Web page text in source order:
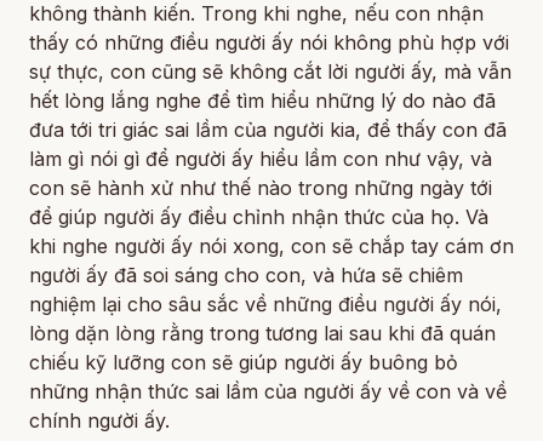
không thành kiến. Trong khi nghe, nếu con nhận
thấy có những điều người ấy nói không phù hợp với
sự thực, con cũng sẽ không cắt lời người ấy, mà vẫn
hết lòng lắng nghe để tìm hiểu những lý do nào đã
đưa tới tri giác sai lầm của người kia, để thấy con đã
làm gì nói gì để người ấy hiểu lầm con như vậy, và
con sẽ hành xử như thế nào trong những ngày tới
để giúp người ấy điều chỉnh nhận thức của họ. Và
khi nghe người ấy nói xong, con sẽ chắp tay cám ơn
người ấy đã soi sáng cho con, và hứa sẽ chiêm
nghiệm lại cho sâu sắc về những điều người ấy nói,
lòng dặn lòng rằng trong tương lai sau khi đã quán
chiếu kỹ lưỡng con sẽ giúp người ấy buông bỏ
những nhận thức sai lầm của người ấy về con và về
chính người ấy.